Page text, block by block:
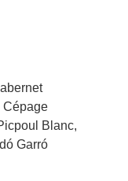
Cépage
Blanc,
Garró